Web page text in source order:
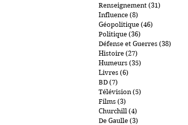
Renseignement (31)
Influence (8)
Géopolitique (46)
Politique (36)
Défense et Guerres (38)
Histoire (27)
Humeurs (35)
Livres (6)
BD (7)
Télévision (5)
Films (3)
Churchill (4)
De Gaulle (3)